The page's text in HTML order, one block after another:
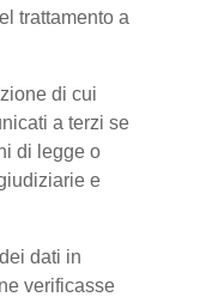
trattamento a
di cui
a terzi se
di legge o
e
dati in
verificasse